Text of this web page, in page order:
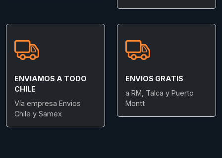
ENVIAMOS A TODO
CHILE
Vía empresa Envios
Chile y Samex
ENVIOS GRATIS
a RM, Talca y Puerto
Montt